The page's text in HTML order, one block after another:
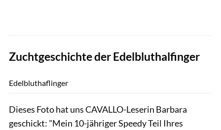
Zuchtgeschichte der Edelbluthalfinger
Edelbluthaflinger
Dieses Foto hat uns CAVALLO-Leserin Barbara
geschickt: "Mein 10-jähriger Speedy Teil Ihres